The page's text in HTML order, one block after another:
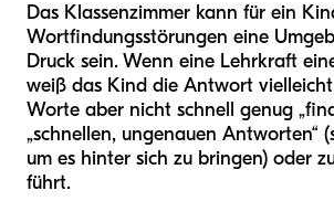
Das Klassenzimmer kann für ein
Wortfindungsstörungen eine
Druck sein. Wenn eine Lehrkraft
weiß das Kind die Antwort
Worte aber nicht schnell genug
„schnellen, ungenauen Antworten“
um es hinter sich zu bringen) oder
führt.